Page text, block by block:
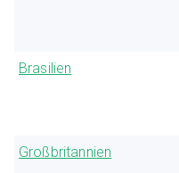
Brasilien
Großbritannien